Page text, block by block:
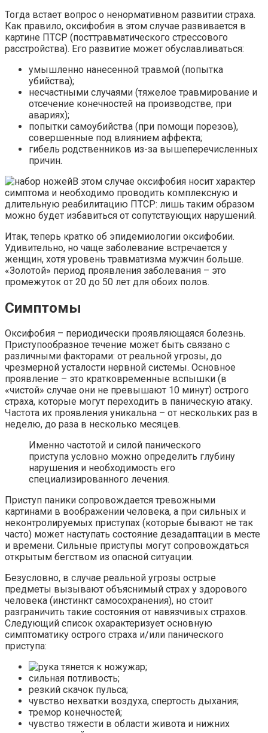
Тогда встает вопрос о ненормативном развитии страха.
Как правило, оксифобия в этом случае развивается в
картине ПТСР (посттравматического стрессового
расстройства). Его развитие может обуславливаться:
умышленно нанесенной травмой (попытка
убийства);
несчастными случаями (тяжелое травмирование и
отсечение конечностей на производстве, при
авариях);
попытки самоубийства (при помощи порезов),
совершенные под влиянием аффекта;
гибель родственников из-за вышеперечисленных
причин.
В этом случае оксифобия носит характер
симптома и необходимо проводить комплексную и
длительную реабилитацию ПТСР: лишь таким образом
можно будет избавиться от сопутствующих нарушений.
Итак, теперь кратко об эпидемиологии оксифобии.
Удивительно, но чаще заболевание встречается у
женщин, хотя уровень травматизма мужчин больше.
«Золотой» период проявления заболевания – это
промежуток от 20 до 50 лет для обоих полов.
Симптомы
Оксифобия – периодически проявляющаяся болезнь.
Приступообразное течение может быть связано с
различными факторами: от реальной угрозы, до
чрезмерной усталости нервной системы. Основное
проявление – это кратковременные вспышки (в
«чистой» случае они не превышают 10 минут) острого
страха, которые могут переходить в паническую атаку.
Частота их проявления уникальна – от нескольких раз в
неделю, до раза в несколько месяцев.
Именно частотой и силой панического
приступа условно можно определить глубину
нарушения и необходимость его
специализированного лечения.
Приступ паники сопровождается тревожными
картинами в воображении человека, а при сильных и
неконтролируемых приступах (которые бывают не так
часто) может наступать состояние дезадаптации в месте
и времени. Сильные приступы могут сопровождаться
открытым бегством из опасной ситуации.
Безусловно, в случае реальной угрозы острые
предметы вызывают объяснимый страх у здорового
человека (инстинкт самосохранения), но стоит
разграничить такие состояния от навязчивых страхов.
Следующий список охарактеризует основную
симптоматику острого страха и/или панического
приступа:
жар;
сильная потливость;
резкий скачок пульса;
чувство нехватки воздуха, спертость дыхания;
тремор конечностей;
чувство тяжести в области живота и нижних